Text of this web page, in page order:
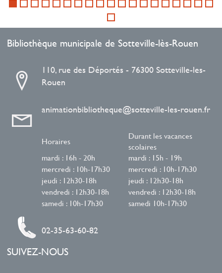
Bibliothèque municipale de Sotteville-lès-Rouen
110, rue des Déportés - 76300 Sotteville-les-
Rouen
animationbibliotheque@sotteville-les-rouen.fr
Horaires
Durant les vacances
scolaires
mardi : 16h - 20h
mardi : 15h - 19h
mercredi : 10h-17h30
mercredi : 10h-17h30
jeudi : 12h30-18h
jeudi : 12h30-18h
vendredi : 12h30-18h
vendredi : 12h30-18h
samedi : 10h-17h30
samedi 10h-17h30
02-35-63-60-82
SUIVEZ-NOUS